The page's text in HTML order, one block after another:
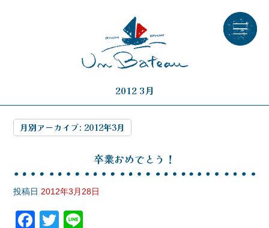
2012 3月
月別アーカイブ: 2012年3月
卒業おめでとう！
投稿日 2012年3月28日
F
T